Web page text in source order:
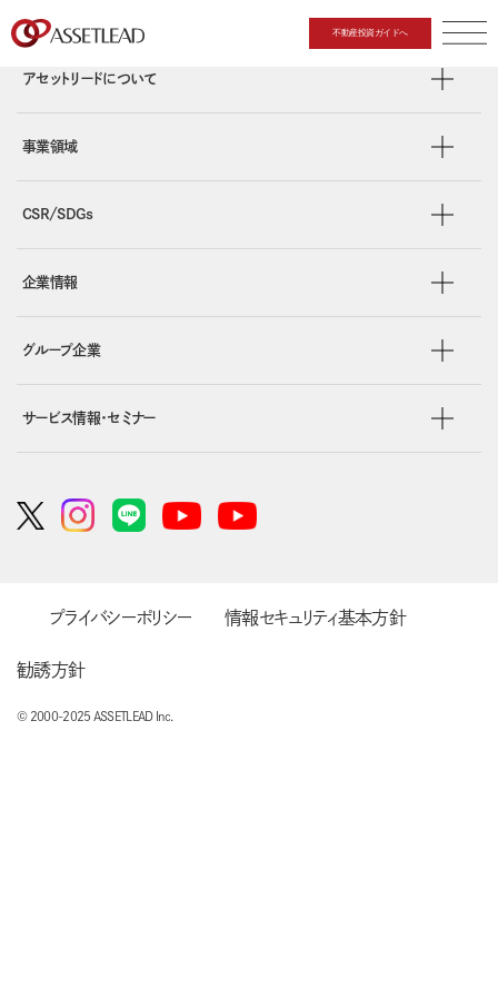
不動産投資ガイドへ
アセットリードについて
事業領域
CSR/SDGs
企業情報
グループ企業
サービス情報・セミナー
プライバシーポリシー 情報セキュリティ基本方針
勧誘方針
© 2000-2025 ASSETLEAD Inc.